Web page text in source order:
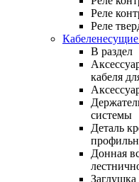
Реле
Реле
В раздел
кабеля
системы
Деталь
Донная
Заглушка